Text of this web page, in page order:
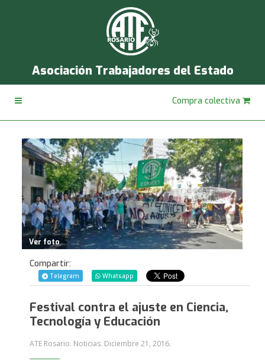
Asociación Trabajadores del Estado
Compra colectiva
Ver foto
Compartir:
Telegram Whatsapp
Festival contra el ajuste en Ciencia,
Tecnología y Educación
ATE Rosario. Noticias. Diciembre 21, 2016.